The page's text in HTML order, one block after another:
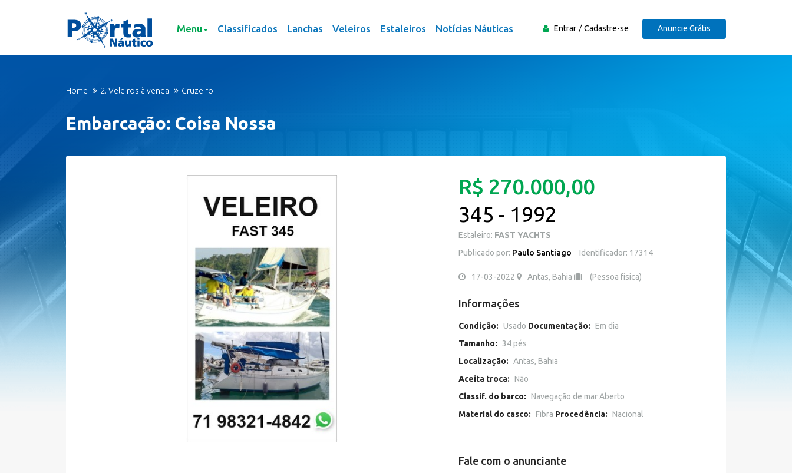
Menu Classificados Lanchas Veleiros Estaleiros Notícias Náuticas Entrar Cadastre-se Anuncie Grátis
Home 2. Veleiros à venda Cruzeiro
Embarcação: Coisa Nossa
R$ 270.000,00
345 - 1992
Estaleiro: FAST YACHTS
Publicado por: Paulo Santiago Identificador: 17314
17-03-2022 Antas, Bahia (Pessoa física)
Informações
Condição: Usado Documentação: Em dia
Tamanho:
34 pés
Localização: Antas, Bahia
Aceita troca: Não
Classif. do barco: Navegação de mar Aberto
Material do casco: Fibra Procedência: Nacional
Fale com o anunciante